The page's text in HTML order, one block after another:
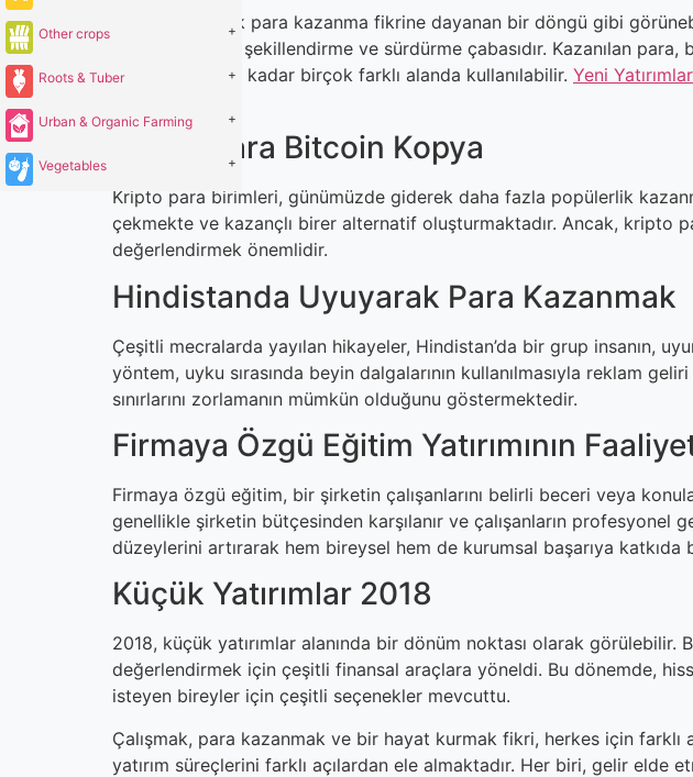
Other crops +
Roots & Tuber +
Urban & Organic Farming +
Vegetables +
Hayat, çalışarak para kazanma fikrine dayanan bir döngü gibi
bireyin hayatını şekillendirme ve sürdürme çabasıdır. Kazanılan
alan etkinliklere kadar birçok farklı alanda kullanılabilir. Yeni
Kripto Para Bitcoin Kopya
Kripto para birimleri, günümüzde giderek daha fazla popülerlik
çekmekte ve kazançlı birer alternatif oluşturmaktadır. Ancak, kripto
değerlendirmek önemlidir.
Hindistanda Uyuyarak Para Kazanmak
Çeşitli mecralarda yayılan hikayeler, Hindistan’da bir grup insanın,
yöntem, uyku sırasında beyin dalgalarının kullanılmasıyla reklam
sınırlarını zorlamanın mümkün olduğunu göstermektedir.
Firmaya Özgü Eğitim Yatırımının
Firmaya özgü eğitim, bir şirketin çalışanlarını belirli beceri veya
genellikle şirketin bütçesinden karşılanır ve çalışanların profesyonel
düzeylerini artırarak hem bireysel hem de kurumsal başarıya katkıda
Küçük Yatırımlar 2018
2018, küçük yatırımlar alanında bir dönüm noktası olarak
değerlendirmek için çeşitli finansal araçlara yöneldi. Bu dönemde,
isteyen bireyler için çeşitli seçenekler mevcuttu.
Çalışmak, para kazanmak ve bir hayat kurmak fikri, herkes için farklı
yatırım süreçlerini farklı açılardan ele almaktadır. Her biri, gelir